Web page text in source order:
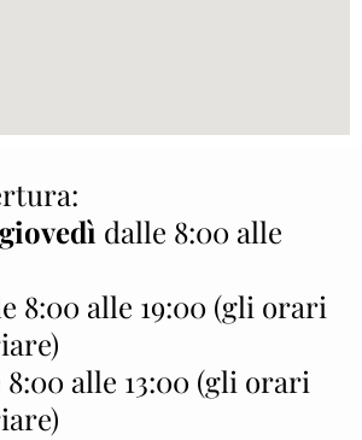
giovedì dalle 8:00 alle
8:00 alle 19:00 (gli orari
alle 13:00 (gli orari